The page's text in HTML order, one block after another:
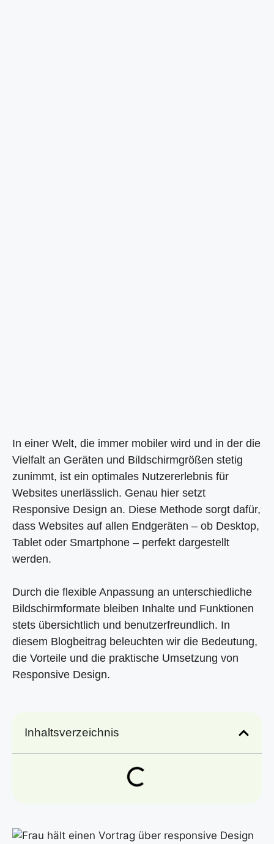
In einer Welt, die immer mobiler wird und in der die
Vielfalt an Geräten und Bildschirmgrößen stetig
zunimmt, ist ein optimales Nutzererlebnis für
Websites unerlässlich. Genau hier setzt
Responsive Design an. Diese Methode sorgt dafür,
dass Websites auf allen Endgeräten – ob Desktop,
Tablet oder Smartphone – perfekt dargestellt
werden.
Durch die flexible Anpassung an unterschiedliche
Bildschirmformate bleiben Inhalte und Funktionen
stets übersichtlich und benutzerfreundlich. In
diesem Blogbeitrag beleuchten wir die Bedeutung,
die Vorteile und die praktische Umsetzung von
Responsive Design.
Inhaltsverzeichnis